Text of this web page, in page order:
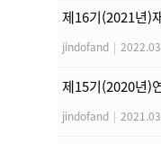
제16기(2021년)
jindofand |
제15기(2020년)
jindofand |